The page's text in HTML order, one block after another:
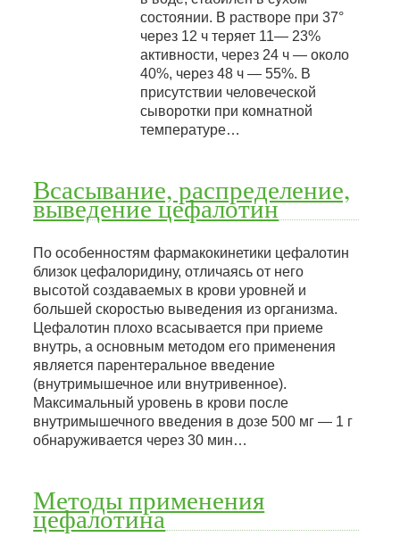
состоянии. В растворе при 37°
через 12 ч теряет 11— 23%
активности, через 24 ч — около
40%, через 48 ч — 55%. В
присутствии человеческой
сыворотки при комнатной
температуре…
Всасывание, распределение,
выведение цефалотин
По особенностям фармакокинетики цефалотин
близок цефалоридину, отличаясь от него
высотой создаваемых в крови уровней и
большей скоростью выведения из организма.
Цефалотин плохо всасывается при приеме
внутрь, а основным методом его применения
является парентеральное введение
(внутримышечное или внутривенное).
Максимальный уровень в крови после
внутримышечного введения в дозе 500 мг — 1 г
обнаруживается через 30 мин…
Методы применения
цефалотина